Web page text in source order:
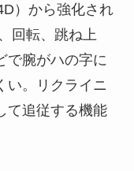
）から強化され
回転、跳ね上
で腕がハの字に
い。リクライニ
て追従する機能